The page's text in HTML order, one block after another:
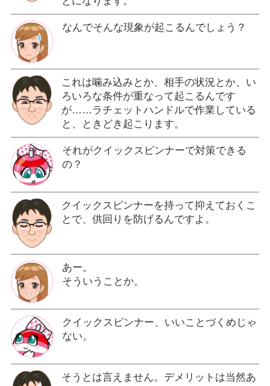
なんでそんな現象が起こるんでしょう？
これは噛み込みとか、相手の状況とか、い
ろいろな条件が重なって起こるんです
が……ラチェットハンドルで作業している
と、ときどき起こります。
それがクイックスピンナーで対策できる
の？
クイックスピンナーを持って抑えておくこ
とで、供回りを防げるんですよ。
あー。
そういうことか。
クイックスピンナー、いいことづくめじゃ
ない。
そうとは言えません。デメリットは当然あ